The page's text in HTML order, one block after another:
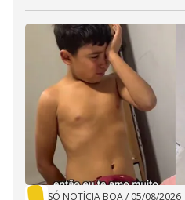
SÓ NOTÍCIA BOA/ 05/08/2026